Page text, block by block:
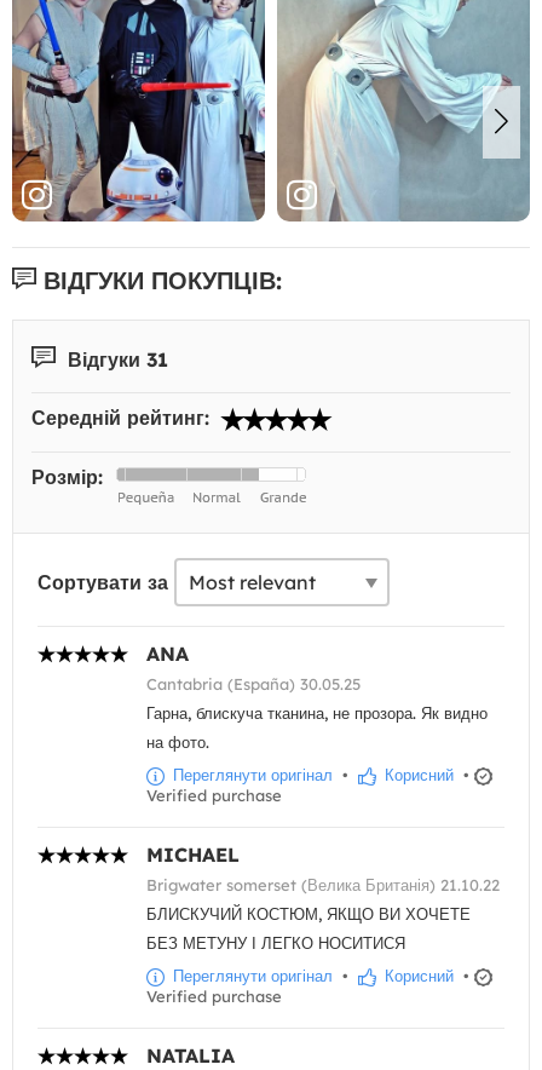
ВІДГУКИ ПОКУПЦІВ:
Відгуки 31
Середній рейтинг:
Розмір:
Сортувати за
ANA
Cantabria (España) 30.05.25
Гарна, блискуча тканина, не прозора. Як видно
на фото.
Переглянути оригінал • Корисний •
Verified purchase
MICHAEL
Brigwater somerset (Велика Британія) 21.10.22
БЛИСКУЧИЙ КОСТЮМ, ЯКЩО ВИ ХОЧЕТЕ
БЕЗ МЕТУНУ І ЛЕГКО НОСИТИСЯ
Переглянути оригінал • Корисний •
Verified purchase
NATALIA